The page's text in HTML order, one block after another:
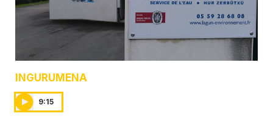
INGURUMENA
9:15